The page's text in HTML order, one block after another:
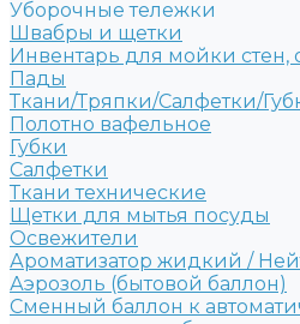
Уборочные тележки
Швабры и щетки
Инвентарь для мойки стен,
Пады
Ткани/Тряпки/Салфетки/
Полотно вафельное
Губки
Салфетки
Ткани технические
Щетки для мытья посуды
Освежители
Ароматизатор жидкий /
Аэрозоль (бытовой баллон)
Сменный баллон к